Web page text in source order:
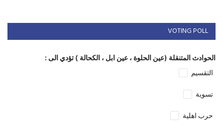
VOTING POLL
الحوادث المتنقلة (عين الحلوة ، عين ابل ، الكحالة ) تؤدي الى :
التقسيم
تسوية
حرب اهلية